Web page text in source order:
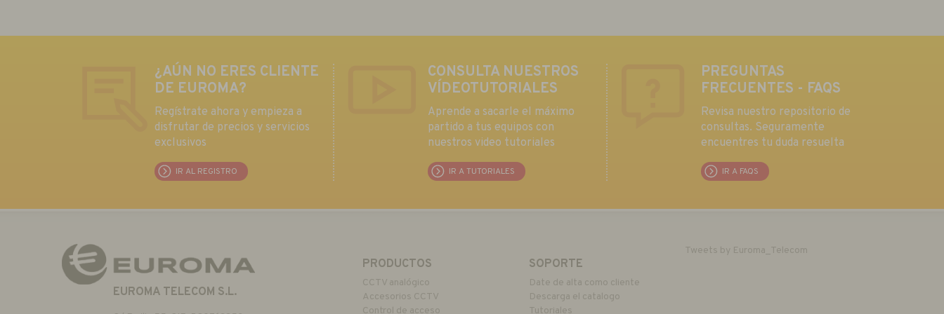
¿AÚN NO ERES CLIENTE
DE EUROMA?
Regístrate ahora y empieza a
disfrutar de precios y servicios
exclusivos
IR AL REGISTRO
CONSULTA NUESTROS
VÍDEOTUTORIALES
Aprende a sacarle el máximo
partido a tus equipos con
nuestros video tutoriales
IR A TUTORIALES
PREGUNTAS
FRECUENTES - FAQS
Revisa nuestro repositorio de
consultas. Seguramente
encuentres tu duda resuelta
IR A FAQS
EUROMA TELECOM S.L.
PRODUCTOS
CCTV analógico
Accesorios CCTV
Control de acceso
SOPORTE
Date de alta como cliente
Descarga el catalogo
Tutoriales
Tweets by Euroma_Telecom